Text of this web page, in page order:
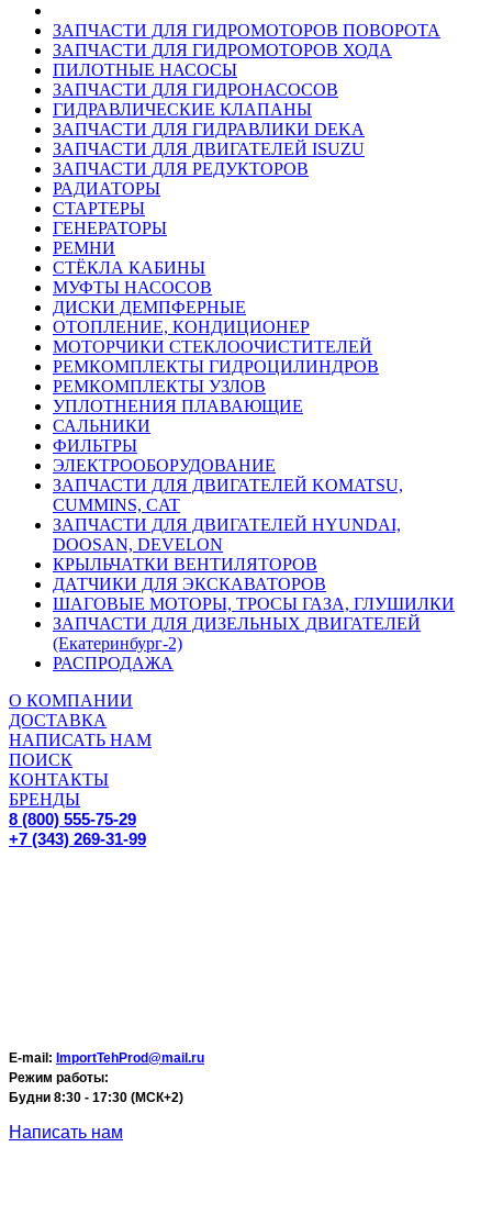
ЗАПЧАСТИ ДЛЯ ГИДРОМОТОРОВ ПОВОРОТА
ЗАПЧАСТИ ДЛЯ ГИДРОМОТОРОВ ХОДА
ПИЛОТНЫЕ НАСОСЫ
ЗАПЧАСТИ ДЛЯ ГИДРОНАСОСОВ
ГИДРАВЛИЧЕСКИЕ КЛАПАНЫ
ЗАПЧАСТИ ДЛЯ ГИДРАВЛИКИ DEKA
ЗАПЧАСТИ ДЛЯ ДВИГАТЕЛЕЙ ISUZU
ЗАПЧАСТИ ДЛЯ РЕДУКТОРОВ
РАДИАТОРЫ
СТАРТЕРЫ
ГЕНЕРАТОРЫ
РЕМНИ
СТЁКЛА КАБИНЫ
МУФТЫ НАСОСОВ
ДИСКИ ДЕМПФЕРНЫЕ
ОТОПЛЕНИЕ, КОНДИЦИОНЕР
МОТОРЧИКИ СТЕКЛООЧИСТИТЕЛЕЙ
РЕМКОМПЛЕКТЫ ГИДРОЦИЛИНДРОВ
РЕМКОМПЛЕКТЫ УЗЛОВ
УПЛОТНЕНИЯ ПЛАВАЮЩИЕ
САЛЬНИКИ
ФИЛЬТРЫ
ЭЛЕКТРООБОРУДОВАНИЕ
ЗАПЧАСТИ ДЛЯ ДВИГАТЕЛЕЙ KOMATSU,
CUMMINS, CAT
ЗАПЧАСТИ ДЛЯ ДВИГАТЕЛЕЙ HYUNDAI,
DOOSAN, DEVELON
КРЫЛЬЧАТКИ ВЕНТИЛЯТОРОВ
ДАТЧИКИ ДЛЯ ЭКСКАВАТОРОВ
ШАГОВЫЕ МОТОРЫ, ТРОСЫ ГАЗА, ГЛУШИЛКИ
ЗАПЧАСТИ ДЛЯ ДИЗЕЛЬНЫХ ДВИГАТЕЛЕЙ
(Екатеринбург-2)
РАСПРОДАЖА
О КОМПАНИИ
ДОСТАВКА
НАПИСАТЬ НАМ
ПОИСК
КОНТАКТЫ
БРЕНДЫ
8 (800) 555-75-29
+7 (343) 269-31-99
E-mail: ImportTehProd@mail.ru
Режим работы:
Будни 8:30 - 17:30 (МСК+2)
Написать нам